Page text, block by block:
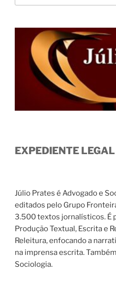
EXPEDIENTE LEGAL
Júlio Prates é Advogado e
editados pelo Grupo
3.500 textos jornalísticos. É
Produção Textual, Escrita e
Releitura, enfocando a
na imprensa escrita.
Sociologia.